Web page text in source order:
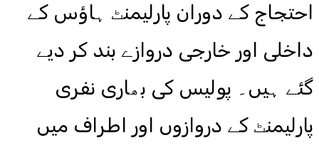
احتجاج کے دوران پارلیمنٹ ہاؤس کے
داخلی اور خارجی دروازے بند کر دیے
گئے ہیں۔ پولیس کی بھاری نفری
پارلیمنٹ کے دروازوں اور اطراف میں